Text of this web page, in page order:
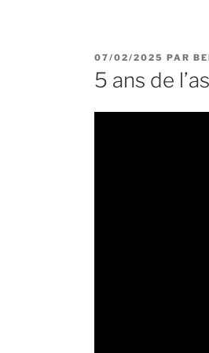
PUBLIÉ
LE
07/02/2025 PAR
5 ans de